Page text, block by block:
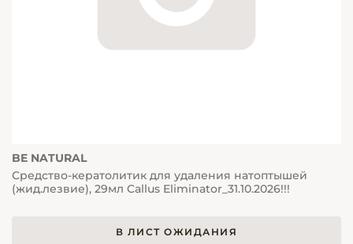
BE NATURAL
Средство-кератолитик для удаления натоптышей
(жид.лезвие), 29мл Callus Eliminator_31.10.2026!!!
В ЛИСТ ОЖИДАНИЯ